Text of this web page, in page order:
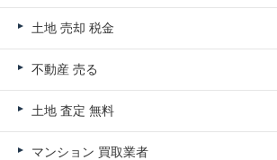
土地 売却 税金
不動産 売る
土地 査定 無料
マンション 買取業者